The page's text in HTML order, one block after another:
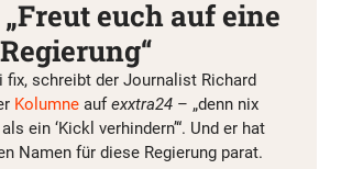
euch auf eine
fix, schreibt der Journalist Richard
Kolumne aufexxtra24 – „denn nix
ein ‘Kickl verhindern’“. Und er hat
Namen für diese Regierung parat.